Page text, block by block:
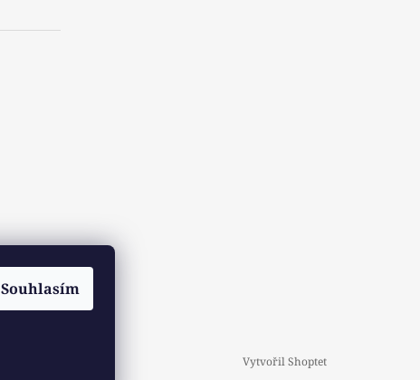
Souhlasím
Vytvořil Shoptet